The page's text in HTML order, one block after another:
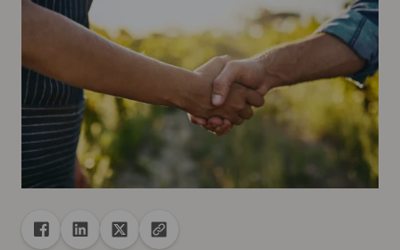
Partager
Partager dans Facebook
Partager dans Linkedin
Partager dans X
Copier url dans le presse-papiers